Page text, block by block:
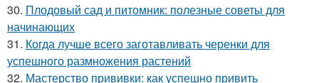
30. Плодовый сад и питомник: полезные советы для
начинающих
31. Когда лучше всего заготавливать черенки для
успешного размножения растений
32. Мастерство прививки: как успешно привить